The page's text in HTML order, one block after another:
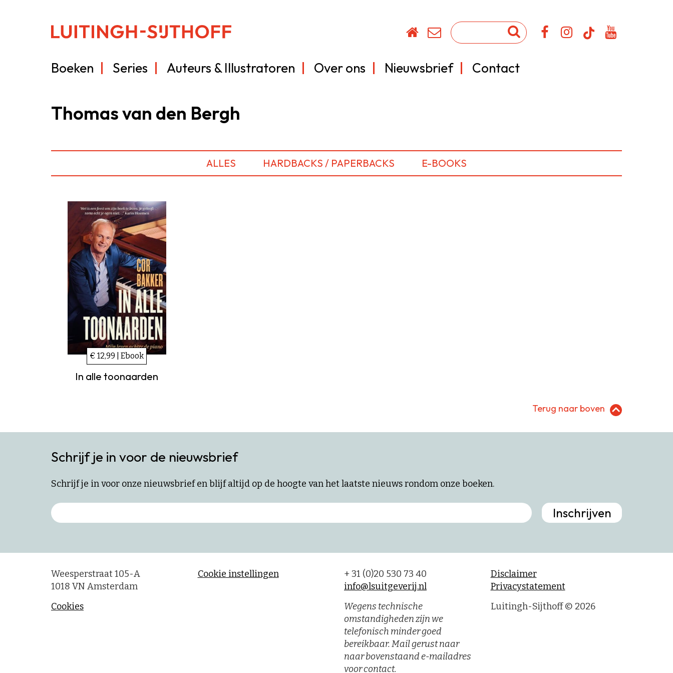
Boeken Series Auteurs & Illustratoren Over ons Nieuwsbrief Contact
Thomas van den Bergh
ALLES HARDBACKS / PAPERBACKS E-BOOKS
€ 12,99 | Ebook
In alle toonaarden
Terug naar boven
Schrijf je in voor de nieuwsbrief
Schrijf je in voor onze nieuwsbrief en blijf altijd op de hoogte van het laatste nieuws rondom onze boeken.
Weesperstraat 105-A
1018 VN Amsterdam
Cookies
Cookie instellingen
+ 31 (0)20 530 73 40
info@lsuitgeverij.nl
Wegens technische
omstandigheden zijn we
telefonisch minder goed
bereikbaar. Mail gerust naar
naar bovenstaand e-mailadres
voor contact.
Disclaimer
Privacystatement
Luitingh-Sijthoff © 2026